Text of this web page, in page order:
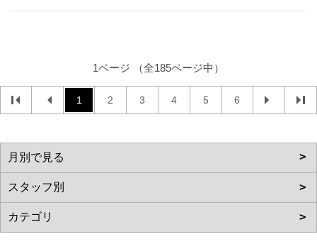
1ページ （全185ページ中）
1 2 3 4 5 6